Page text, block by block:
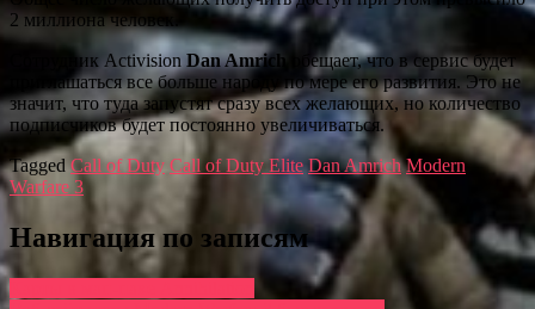
2 миллиона человек.
Сотрудник Activision Dan Amrich
обещает, что в сервис будет
приглашаться все больше народу по мере его развития. Это не
значит, что туда запустят сразу всех желающих, но количество
подписчиков будет постоянно увеличиваться.
TaggedCall of Duty Call of Duty Elite Dan Amrich Modern
Warfare 3
Навигация по записям